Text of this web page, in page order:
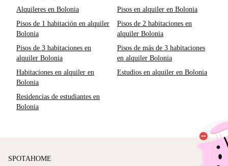
Alquileres en Bolonia
Pisos en alquiler en Bolonia
Pisos de 1 habitación en alquiler
Bolonia
Pisos de 2 habitaciones en
alquiler Bolonia
Pisos de 3 habitaciones en
alquiler Bolonia
Pisos de más de 3 habitaciones
en alquiler Bolonia
Habitaciones en alquiler en
Bolonia
Estudios en alquiler en Bolonia
Residencias de estudiantes en
Bolonia
SPOTAHOME